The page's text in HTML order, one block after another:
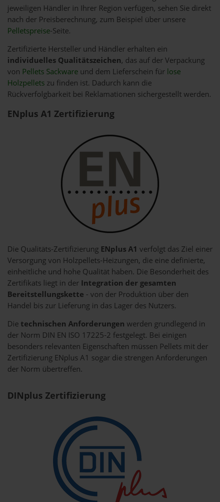
jeweiligen Händler in Ihrer Region verfügen, sehen Sie direkt
nach der Preisberechnung, zum Beispiel über unsere
Pelletspreise-Seite.
Zertifizierte Hersteller und Händler erhalten ein
individuelles Qualitätszeichen, das auf der Verpackung
von Pellets Sackware und dem Lieferschein für lose
Holzpellets zu finden ist. Dadurch kann die
Rückverfolgbarkeit bei Reklamationen sichergestellt werden.
ENplus A1 Zertifizierung
Die Qualitäts-Zertifizierung ENplus A1 verfolgt das Ziel einer
Versorgung von Holzpellets-Heizungen, die eine definierte,
einheitliche und hohe Qualität haben. Die Besonderheit des
Zertifikats liegt in der Integration der gesamten
Bereitstellungskette - von der Produktion über den
Handel bis zur Lieferung in das Lager des Nutzers.
Die technischen Anforderungen werden grundlegend in
der Norm DIN EN ISO 17225-2 festgelegt. Bei einigen
besonders relevanten Eigenschaften müssen Pellets mit der
Zertifizierung ENplus A1 sogar die strengen Anforderungen
der Norm übertreffen.
DINplus Zertifizierung